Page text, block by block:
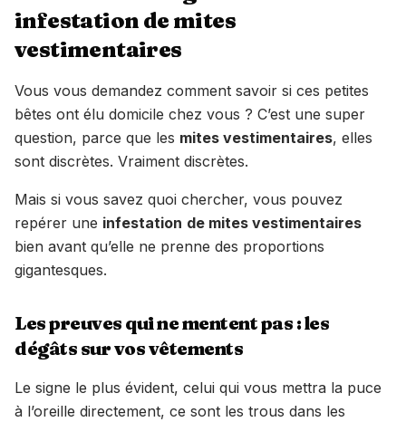
infestation de mites
vestimentaires
Vous vous demandez comment savoir si ces petites
bêtes ont élu domicile chez vous ? C’est une super
question, parce que les mites vestimentaires, elles
sont discrètes. Vraiment discrètes.
Mais si vous savez quoi chercher, vous pouvez
repérer une infestation de mites vestimentaires
bien avant qu’elle ne prenne des proportions
gigantesques.
Les preuves qui ne mentent pas : les
dégâts sur vos vêtements
Le signe le plus évident, celui qui vous mettra la puce
à l’oreille directement, ce sont les trous dans les